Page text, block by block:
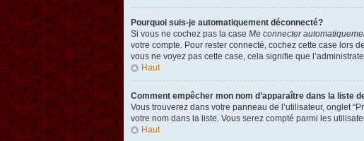
Pourquoi suis-je automatiquement déconnecté?
Si vous ne cochez pas la case Me connecter
votre compte. Pour rester connecté, cochez cette case lors
vous ne voyez pas cette case, cela signifie que
Haut
Comment empêcher mon nom d’apparaître dans la liste
Vous trouverez dans votre panneau de l’utilisateur, onglet
votre nom dans la liste. Vous serez compté parmi les
Haut